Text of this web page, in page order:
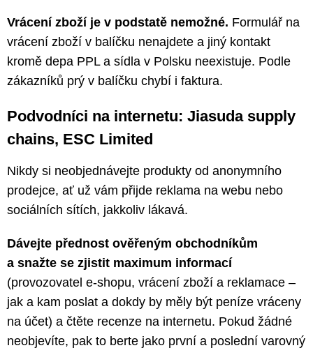
Vrácení zboží je v podstatě nemožné. Formulář na
vrácení zboží v balíčku nenajdete a jiný kontakt
kromě depa PPL a sídla v Polsku neexistuje. Podle
zákazníků prý v balíčku chybí i faktura.
Podvodníci na internetu: Jiasuda supply
chains, ESC Limited
Nikdy si neobjednávejte produkty od anonymního
prodejce, ať už vám přijde reklama na webu nebo
sociálních sítích, jakkoliv lákavá.
Dávejte přednost ověřeným obchodníkům
a snažte se zjistit maximum informací
(provozovatel e-shopu, vrácení zboží a reklamace –
jak a kam poslat a dokdy by měly být peníze vráceny
na účet) a čtěte recenze na internetu. Pokud žádné
neobjevíte, pak to berte jako první a poslední varovný